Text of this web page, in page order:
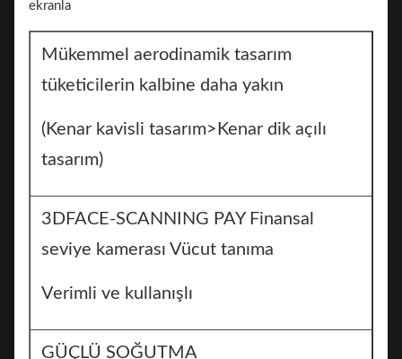
Mükemmel aerodinamik tasarım
tüketicilerin kalbine daha yakın
(Kenar kavisli tasarım>Kenar dik açılı
tasarım)
3DFACE-SCANNING PAY Finansal
seviye kamerası Vücut tanıma
Verimli ve kullanışlı
GÜÇLÜ SOĞUTMA